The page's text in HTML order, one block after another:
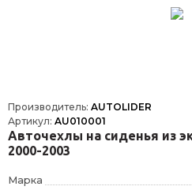
Производитель: AUTOLIDER
Артикул: AU010001
Авточехлы на сиденья из
2000-2003
Марка